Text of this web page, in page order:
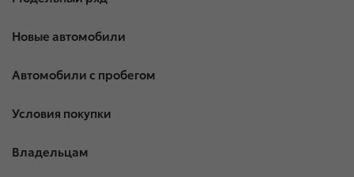
Новые автомобили
Автомобили с пробегом
Условия покупки
Владельцам